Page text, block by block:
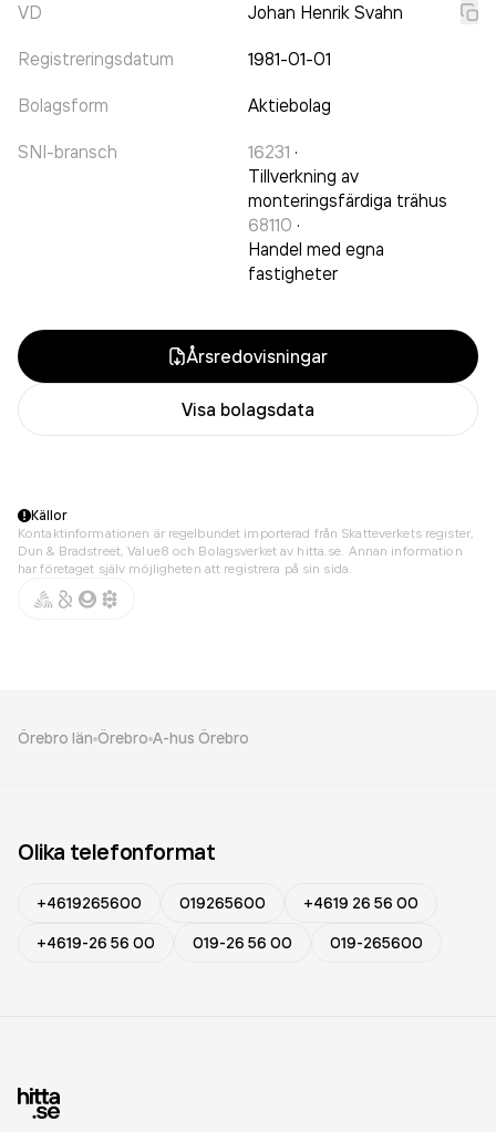
VD Johan Henrik Svahn
Registreringsdatum 1981-01-01
Bolagsform Aktiebolag
SNI-bransch 16231 ·
Tillverkning av
monteringsfärdiga trähus
68110 ·
Handel med egna
fastigheter
Årsredovisningar
Visa bolagsdata
Källor
Kontaktinformationen är regelbundet importerad från Skatteverkets register,
Dun & Bradstreet, Value8 och Bolagsverket av hitta.se. Annan information
har företaget själv möjligheten att registrera på sin sida.
Örebro län Örebro A-hus Örebro
Olika telefonformat
+4619265600 019265600
+4619 26 56 00
+4619-26 56 00
019-26 56 00 019-265600